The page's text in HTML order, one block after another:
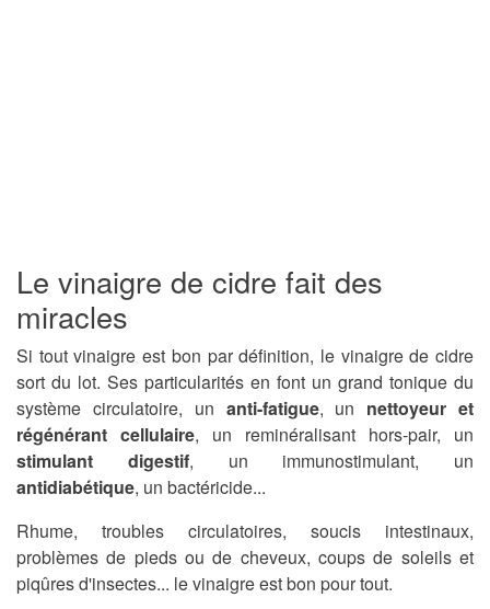
Le vinaigre de cidre fait des
miracles
Si tout vinaigre est bon par définition, le vinaigre de cidre
sort du lot. Ses particularités en font un grand tonique du
système circulatoire, un anti-fatigue, un nettoyeur et
régénérant cellulaire, un reminéralisant hors-pair, un
stimulant digestif, un immunostimulant, un
antidiabétique, un bactéricide...
Rhume, troubles circulatoires, soucis intestinaux,
problèmes de pieds ou de cheveux, coups de soleils et
piqûres d'insectes... le vinaigre est bon pour tout.